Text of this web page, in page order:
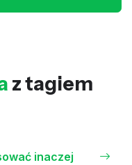
z tagiem
inaczej